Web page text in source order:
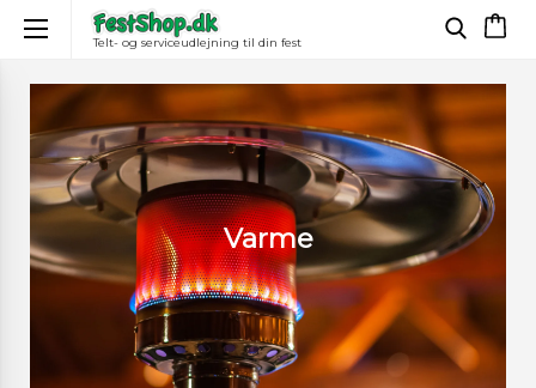
Telt- og serviceudlejning til din fest
×
Varme